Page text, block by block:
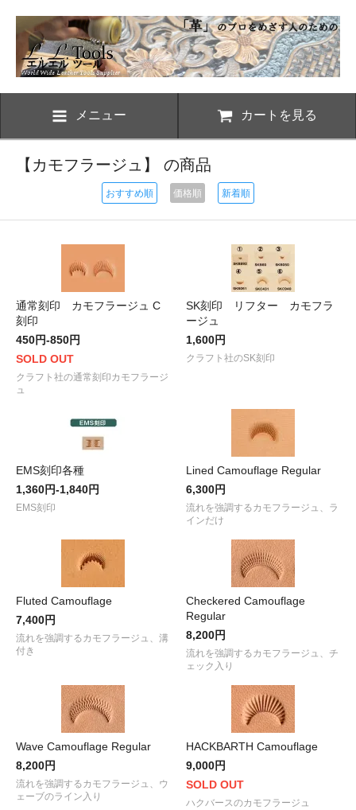
メニュー カートを見る
【カモフラージュ】 の商品
おすすめ順 価格順 新着順
通常刻印 カモフラージュ C
刻印
450円-850円
SOLD OUT
クラフト社の通常刻印カモフラージ
ュ
SK刻印 リフター カモフラ
ージュ
1,600円
クラフト社のSK刻印
EMS刻印各種
1,360円-1,840円
EMS刻印
Lined Camouflage Regular
6,300円
流れを強調するカモフラージュ、ラ
インだけ
Fluted Camouflage
7,400円
流れを強調するカモフラージュ、溝
付き
Checkered Camouflage
Regular
8,200円
流れを強調するカモフラージュ、チ
ェック入り
Wave Camouflage Regular
8,200円
流れを強調するカモフラージュ、ウ
ェーブのライン入り
HACKBARTH Camouflage
9,000円
SOLD OUT
ハクバースのカモフラージュ